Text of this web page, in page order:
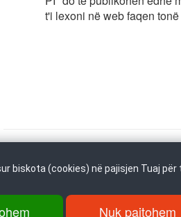
t'i lexoni në web faqen
Kthehu në fillim
biskota (cookies) në pajisjen Tuaj
Nuk pajtohem